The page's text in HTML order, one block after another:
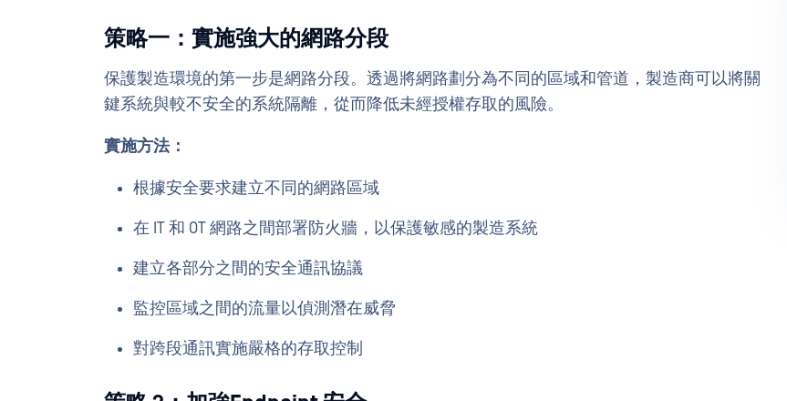
策略一：實施強大的網路分段
保護製造環境的第一步是網路分段。透過將網路劃分為不同的區域和管道，製造商可以將關
鍵系統與較不安全的系統隔離，從而降低未經授權存取的風險。
實施方法：
根據安全要求建立不同的網路區域
在 IT 和 OT 網路之間部署防火牆，以保護敏感的製造系統
建立各部分之間的安全通訊協議
監控區域之間的流量以偵測潛在威脅
對跨段通訊實施嚴格的存取控制